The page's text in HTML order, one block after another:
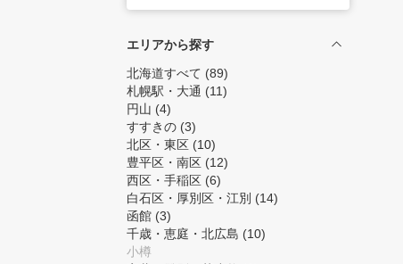
エリアから探す
北海道すべて (89)
札幌駅・大通 (11)
円山 (4)
すすきの (3)
北区・東区 (10)
豊平区・南区 (12)
西区・手稲区 (6)
白石区・厚別区・江別 (14)
函館 (3)
千歳・恵庭・北広島 (10)
小樽